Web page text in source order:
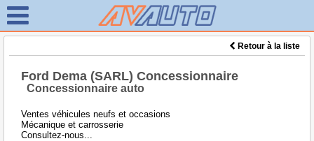
Retour à la liste
Ford Dema (SARL) Concessionnaire
Concessionnaire auto
Ventes véhicules neufs et occasions
Mécanique et carrosserie
Consultez-nous...